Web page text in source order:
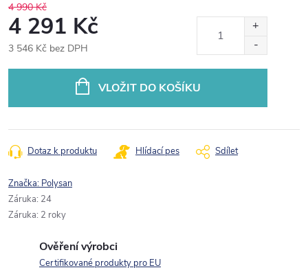
4 990 Kč
4 291 Kč
3 546 Kč bez DPH
VLOŽIT DO KOŠÍKU
Dotaz k produktu Hlídací pes Sdílet
Značka: Polysan
Záruka: 24
Záruka: 2 roky
Ověření výrobci
Certifikované produkty pro EU